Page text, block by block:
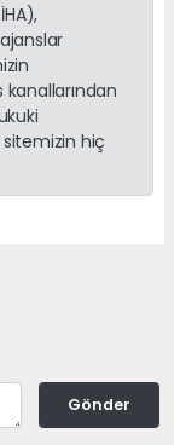
hiç
Gönder